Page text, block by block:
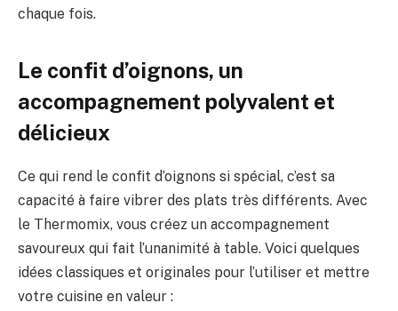
chaque fois.
Le confit d’oignons, un
accompagnement polyvalent et
délicieux
Ce qui rend le confit d’oignons si spécial, c’est sa
capacité à faire vibrer des plats très différents. Avec
le Thermomix, vous créez un accompagnement
savoureux qui fait l’unanimité à table. Voici quelques
idées classiques et originales pour l’utiliser et mettre
votre cuisine en valeur :